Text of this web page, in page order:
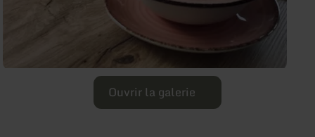
Ouvrir la galerie